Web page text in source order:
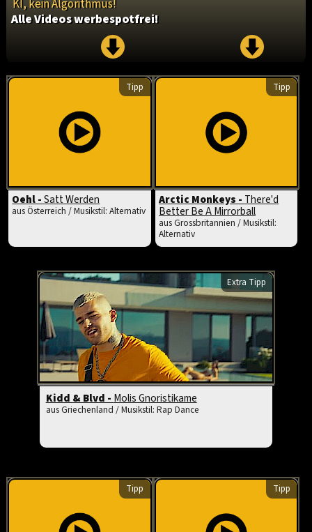
KI, kein Algorithmus!
Alle Videos werbespotfrei!
Tipp
Oehl -Satt Werden
aus Österreich / Musikstil: Alternativ
Tipp
Arctic Monkeys - There'd
Better Be A Mirrorball
aus Grossbritannien / Musikstil:
Alternativ
Extra Tipp
Kidd & Blvd - Molis Gnoristikame
aus Griechenland / Musikstil: Rap Dance
Tipp Tipp